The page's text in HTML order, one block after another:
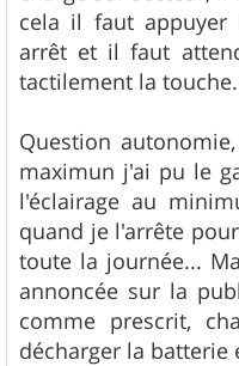
cela il faut appuyer
arrêt et il faut
tactilement la touche.
Question
maximun j'ai pu le
l'éclairage au
quand je l'arrête
toute la journée...
annoncée sur la
comme prescrit,
décharger la batterie